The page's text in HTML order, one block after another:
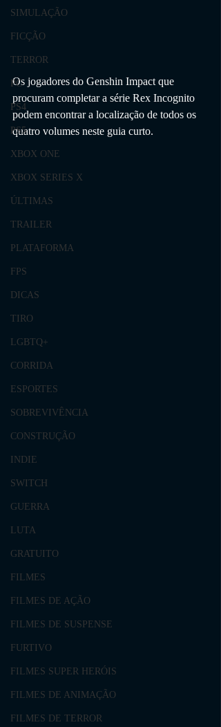
SIMULAÇÃO
FICÇÃO
TERROR
PC
PS4
PS5
XBOX ONE
XBOX SERIES X
ÚLTIMAS
TRAILER
PLATAFORMA
FPS
DICAS
TIRO
LGBTQ+
CORRIDA
ESPORTES
SOBREVIVÊNCIA
CONSTRUÇÃO
INDIE
SWITCH
GUERRA
LUTA
GRATUITO
FILMES
FILMES DE AÇÃO
FILMES DE SUSPENSE
FURTIVO
FILMES SUPER HERÓIS
FILMES DE ANIMAÇÃO
FILMES DE TERROR
Os jogadores do Genshin Impact que
procuram completar a série Rex Incognito
podem encontrar a localização de todos os
quatro volumes neste guia curto.